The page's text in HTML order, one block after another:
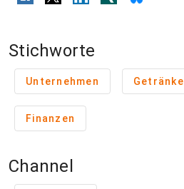
Stichworte
Unternehmen Getränke
Finanzen
Channel